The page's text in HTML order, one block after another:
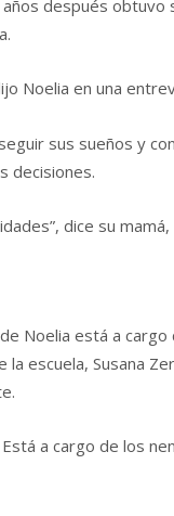
después obtuvo
Noelia en una
sus sueños y
decisiones.
dice su
Noelia está a cargo
escuela, Susana
a cargo de los